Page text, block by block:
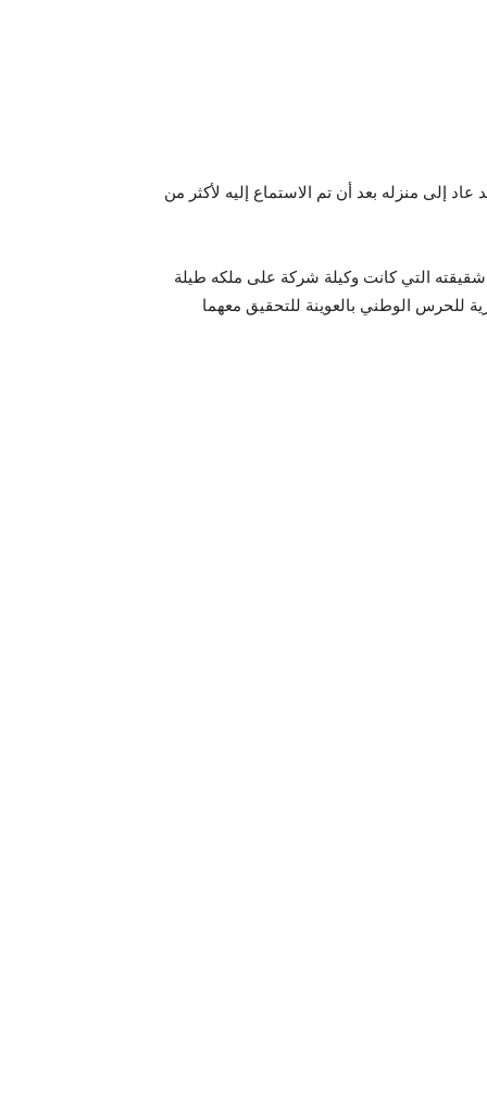
عاد إلى منزله بعد أن تم الاستماع إليه لأكثر من
استدعاء لبن غريبة يوم 28 سبتمبر 2021 رفقة شقيقته التي كانت وكيلة شركة على ملكه طيلة